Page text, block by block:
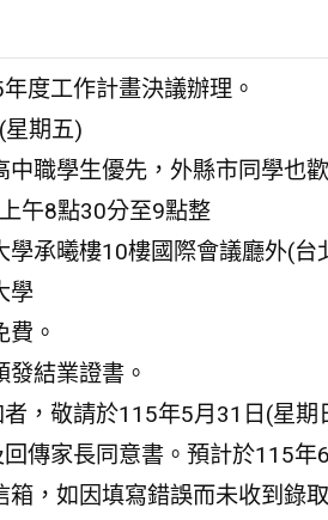
度工作計畫決議辦理。
期五)
職學生優先，外縣市同學也
午8點30分至9點整
承曦樓10樓國際會議廳外(台
學
。
結業證書。
，敬請於115年5月31日(星
傳家長同意書。預計於115
，如因填寫錯誤而未收到錄